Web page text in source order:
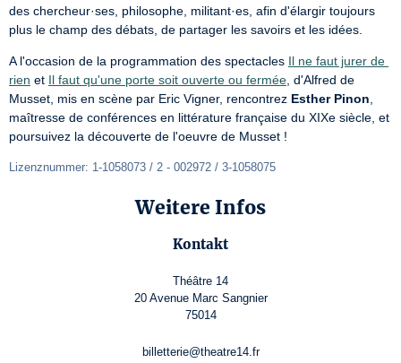
des chercheur·ses, philosophe, militant·es, afin d'élargir toujours
plus le champ des débats, de partager les savoirs et les idées.
A l'occasion de la programmation des spectacles Il ne faut jurer de
rien et Il faut qu'une porte soit ouverte ou fermée , d'Alfred de
Musset, mis en scène par Eric Vigner, rencontrez Esther Pinon
maîtresse de conférences en littérature française du XIXe siècle, et
poursuivez la découverte de l'oeuvre de Musset !
Lizenznummer: 1-1058073 / 2 - 002972 / 3-1058075
Weitere Infos
Kontakt
Théâtre 14
20 Avenue Marc Sangnier
75014
billetterie@theatre14.fr